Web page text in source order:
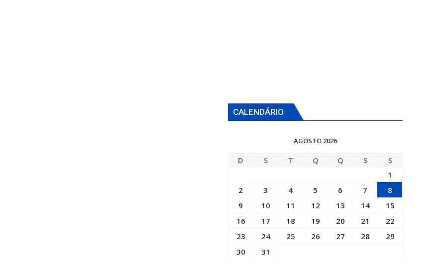
CALENDÁRIO
AGOSTO 2026
D S T Q Q S
S
1
2
3 4 5 6 7
8
9
10 11 12 13 14
15
16
17 18 19 20 21
22
23
24 25 26 27 28
29
30
31